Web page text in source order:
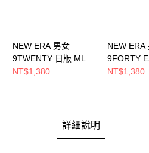
NEW ERA 男女
9TWENTY 日版 MLB
BATTERMAN 費城費
NT$1,380
NEW ERA
9FORTY
MLB
NT$1,380
詳細說明